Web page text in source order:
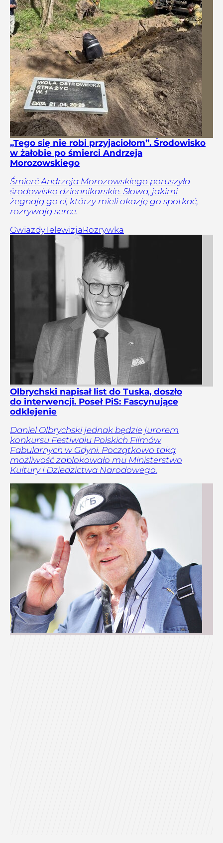
„Tego się nie robi przyjaciołom”. Środowisko
w żałobie po śmierci Andrzeja
Morozowskiego
Śmierć Andrzeja Morozowskiego poruszyła
środowisko dziennikarskie. Słowa, jakimi
żegnają go ci, którzy mieli okazję go spotkać,
rozrywają serce.
GwiazdyTelewizjaRozrywka
Olbrychski napisał list do Tuska, doszło
do interwencji. Poseł PiS: Fascynujące
odklejenie
Daniel Olbrychski jednak będzie jurorem
konkursu Festiwalu Polskich Filmów
Fabularnych w Gdyni. Początkowo taką
możliwość zablokowało mu Ministerstwo
Kultury i Dziedzictwa Narodowego.